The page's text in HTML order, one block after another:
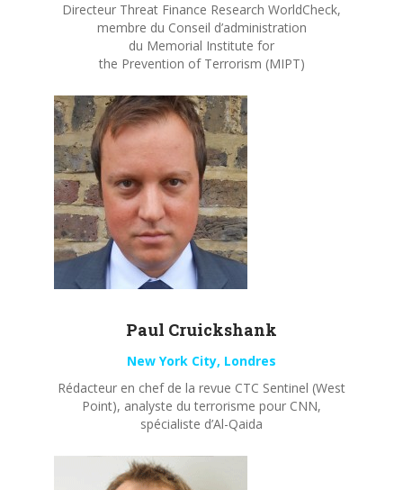
Directeur Threat Finance Research WorldCheck,
membre du Conseil d’administration
du Memorial Institute for
the Prevention of Terrorism (MIPT)
Paul Cruickshank
New York City, Londres
Rédacteur en chef de la revue CTC Sentinel (West
Point), analyste du terrorisme pour CNN,
spécialiste d’Al-Qaida